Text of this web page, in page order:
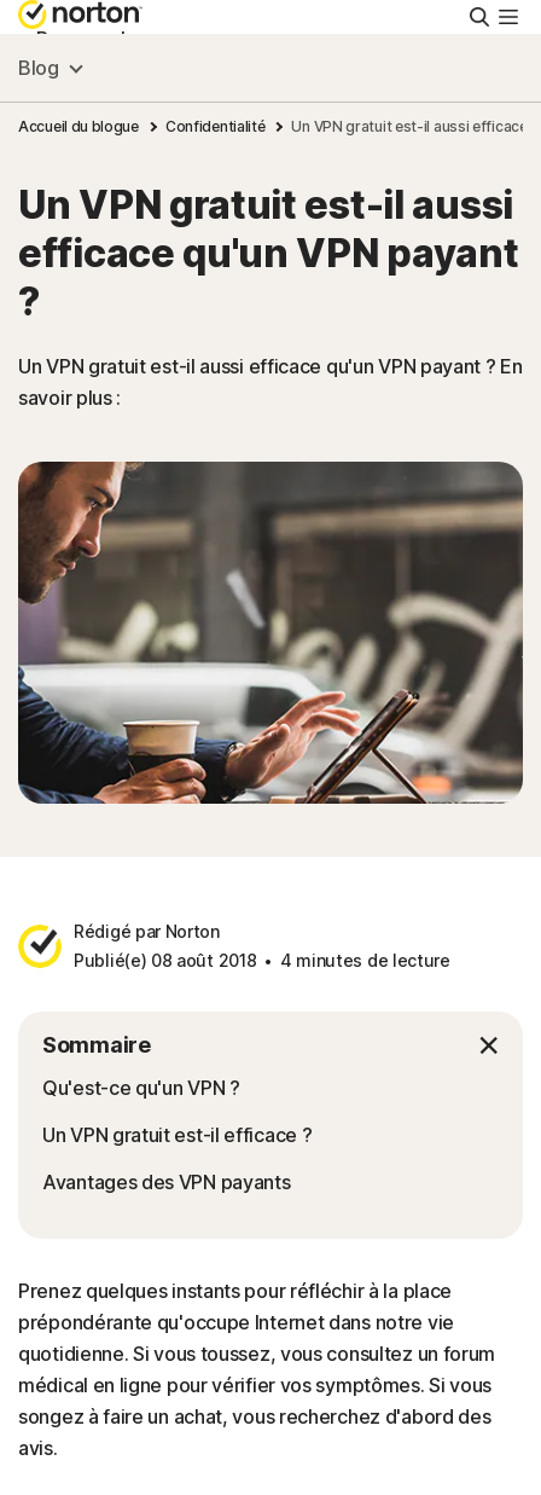
Personnel
Small Business
Ressources
Support
Connexion
Blog
Accueil du blogue Confidentialité Un VPN gratuit est-il aussi efficace
Un VPN gratuit est-il aussi
efficace qu'un VPN payant
?
Un VPN gratuit est-il aussi efficace qu'un VPN payant ? En
savoir plus :
Rédigé par Norton
Publié(e) 08 août 2018
4 minutes de lecture
Sommaire
Qu'est-ce qu'un VPN ?
Un VPN gratuit est-il efficace ?
Avantages des VPN payants
Prenez quelques instants pour réfléchir à la place
prépondérante qu'occupe Internet dans notre vie
quotidienne. Si vous toussez, vous consultez un forum
médical en ligne pour vérifier vos symptômes. Si vous
songez à faire un achat, vous recherchez d'abord des
avis.